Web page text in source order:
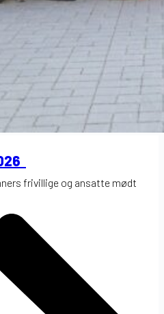
frivillige og ansatte mødt